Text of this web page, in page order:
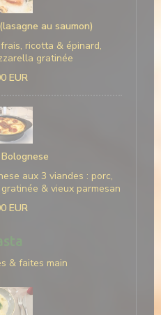
au saumon)
ricotta & épinard,
gratinée
EUR
aux 3 viandes : porc,
& vieux parmesan
EUR
& faites main